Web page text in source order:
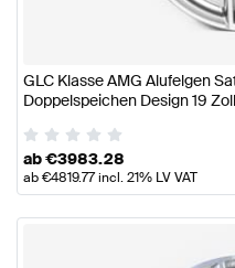
GLC Klasse AMG Alufelgen
Doppelspeichen Design 19
ab€3983.28
ab€4819.77incl. 21% LV VAT